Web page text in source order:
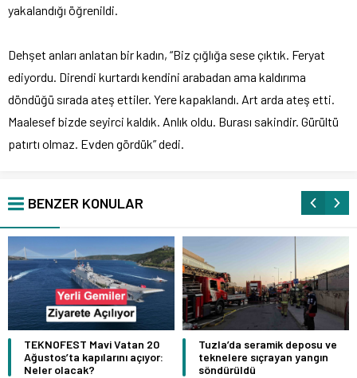
yakalandığı öğrenildi.
Dehşet anları anlatan bir kadın, “Biz çığlığa sese çıktık. Feryat
ediyordu. Direndi kurtardı kendini arabadan ama kaldırıma
döndüğü sırada ateş ettiler. Yere kapaklandı. Art arda ateş etti.
Maalesef bizde seyirci kaldık. Anlık oldu. Burası sakindir. Gürültü
patırtı olmaz. Evden gördük” dedi.
BENZER KONULAR
TEKNOFEST Mavi Vatan 20
Ağustos’ta kapılarını açıyor:
Neler olacak?
Tuzla’da seramik deposu ve
teknelere sıçrayan yangın
söndürüldü